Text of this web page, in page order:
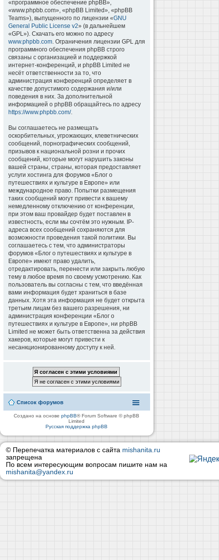
«программное обеспечение phpBB»,
«www.phpbb.com», «phpBB Limited», «phpBB
Teams»), выпущенного по лицензии «GNU
General Public License v2» (в дальнейшем
«GPL»). Скачать его можно по адресу
www.phpbb.com. Ограничения лицензии GPL для
программного обеспечения phpBB строго
связаны с организацией и поддержкой
интернет-конференций, и phpBB Limited не
несёт ответственности за то, что
администрация конференций определяет в
качестве допустимого содержания и/или
поведения в них. За дополнительной
информацией о phpBB обращайтесь по адресу
https://www.phpbb.com/.
Вы соглашаетесь не размещать
оскорбительных, угрожающих, клеветнических
сообщений, порнографических сообщений,
призывов к национальной розни и прочих
сообщений, которые могут нарушить законы
вашей страны, страны, которая предоставляет
услуги хостинга для форумов «Блог о
путешествиях и культуре в Европе» или
международное право. Попытки размещения
таких сообщений могут привести к вашему
немедленному отключению от конференции,
при этом ваш провайдер будет поставлен в
известность, если мы сочтём это нужным. IP-
адреса всех сообщений сохраняются для
возможности проведения такой политики. Вы
соглашаетесь с тем, что администраторы
форумов «Блог о путешествиях и культуре в
Европе» имеют право удалить,
отредактировать, перенести или закрыть любую
тему в любое время по своему усмотрению. Как
пользователь вы согласны с тем, что введённая
вами информация будет храниться в базе
данных. Хотя эта информация не будет открыта
третьим лицам без вашего разрешения, ни
администрация конференции «Блог о
путешествиях и культуре в Европе», ни phpBB
Limited не может быть ответственна за действия
хакеров, которые могут привести к
несанкционированному доступу к ней.
Список форумов
Создано на основеphpBB® Forum Software © phpBB
Limited
Русская поддержка phpBB
© Перепечатка материалов с сайта mishanita.ru
запрещена
По всем интересующим вопросам пишите нам на
mishanita@yandex.ru